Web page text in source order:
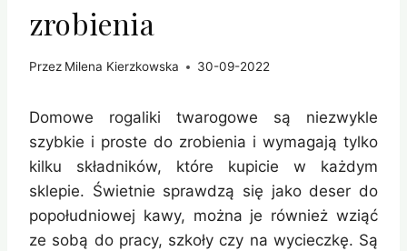
zrobienia
Przez Milena Kierzkowska 30-09-2022
Domowe rogaliki twarogowe są niezwykle
szybkie i proste do zrobienia i wymagają tylko
kilku składników, które kupicie w każdym
sklepie. Świetnie sprawdzą się jako deser do
popołudniowej kawy, można je również wziąć
ze sobą do pracy, szkoły czy na wycieczkę. Są